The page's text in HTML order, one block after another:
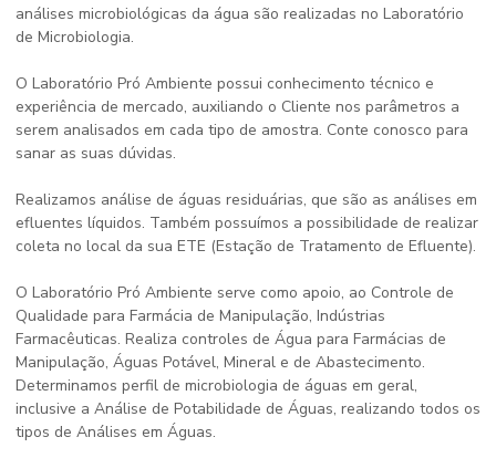
análises microbiológicas da água são realizadas no Laboratório
de Microbiologia.
O Laboratório Pró Ambiente possui conhecimento técnico e
experiência de mercado, auxiliando o Cliente nos parâmetros a
serem analisados em cada tipo de amostra. Conte conosco para
sanar as suas dúvidas.
Realizamos análise de águas residuárias, que são as análises em
efluentes líquidos. Também possuímos a possibilidade de realizar
coleta no local da sua ETE (Estação de Tratamento de Efluente).
O Laboratório Pró Ambiente serve como apoio, ao Controle de
Qualidade para Farmácia de Manipulação, Indústrias
Farmacêuticas. Realiza controles de Água para Farmácias de
Manipulação, Águas Potável, Mineral e de Abastecimento.
Determinamos perfil de microbiologia de águas em geral,
inclusive a Análise de Potabilidade de Águas, realizando todos os
tipos de Análises em Águas.